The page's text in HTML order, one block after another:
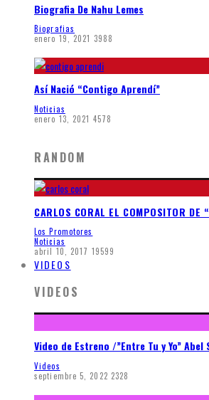
Biografia De Nahu Lemes
Biografias
enero 19, 2021 3988
Así Nació “Contigo Aprendí”
Noticias
enero 13, 2021 4578
RANDOM
CARLOS CORAL EL COMPOSITOR DE
Los Promotores
Noticias
abril 10, 2017 19599
VIDEOS
VIDEOS
Video de Estreno /”Entre Tu y Yo” Abel
Videos
septiembre 5, 2022 2328